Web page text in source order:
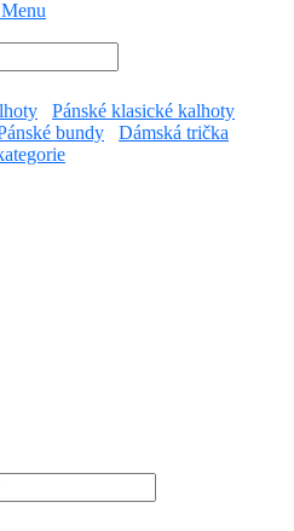
Menu
Pánské klasické kalhoty
bundy
Dámská trička